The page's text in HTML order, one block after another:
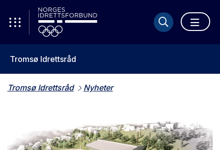
Tromsø Idrettsråd
Tromsø Idrettsråd Nyheter